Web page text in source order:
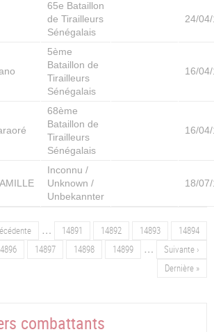
65e Bataillon
de Tirailleurs
Sénégalais
24/
5ème
Bataillon de
Tirailleurs
Sénégalais
16/
68ème
Bataillon de
Tirailleurs
Sénégalais
16/
Inconnu /
Unknown /
Unbekannter
18/
… Page
14891 Page
14892 Page
14893 Page
14894
Page
14897 Page
14898 Page
14899 …
Page
Suivante ›
Dernière
Dernière »
combattants